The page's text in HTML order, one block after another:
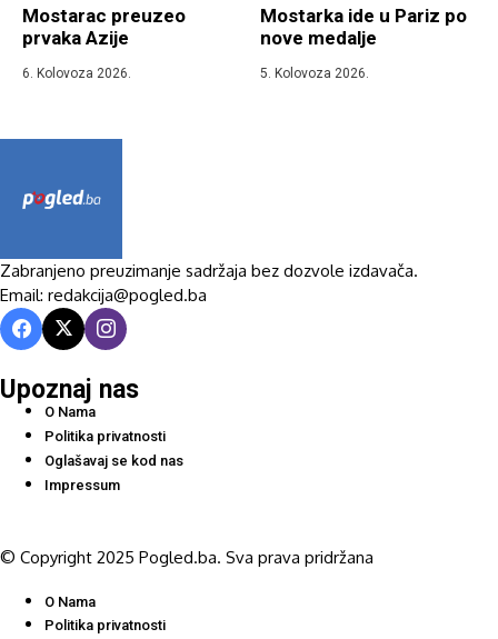
Mostarac preuzeo
prvaka Azije
6. Kolovoza 2026.
Mostarka ide u Pariz po
nove medalje
5. Kolovoza 2026.
Zabranjeno preuzimanje sadržaja bez dozvole izdavača.
Email: redakcija@pogled.ba
Upoznaj nas
O Nama
Politika privatnosti
Oglašavaj se kod nas
Impressum
© Copyright 2025 Pogled.ba. Sva prava pridržana
O Nama
Politika privatnosti